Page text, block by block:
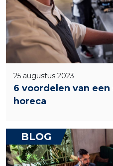
25 augustus 2023
6 voordelen van
horeca
BLOG